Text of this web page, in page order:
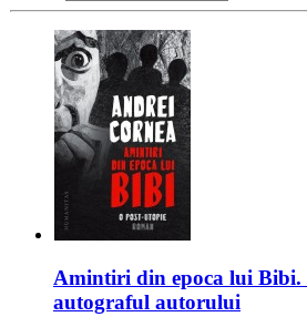
Amintiri din epoca lui Bibi.
autograful autorului